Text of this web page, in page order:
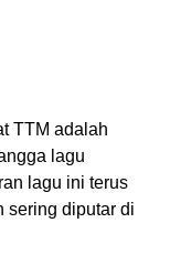
TTM adalah
lagu
lagu ini terus
sering diputar di